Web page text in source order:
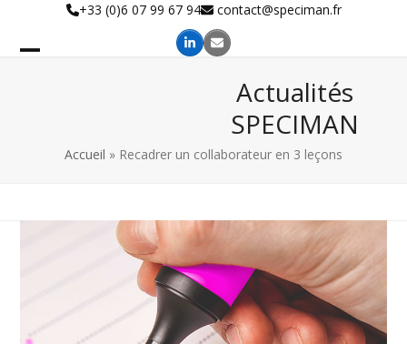
content
+33 (0)6 07 99 67 94 contact@speciman.fr
Actualités
SPECIMAN
Accueil » Recadrer un collaborateur en 3 leçons